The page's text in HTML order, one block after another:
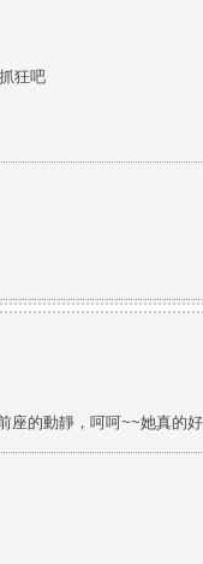
狂吧
座的動靜，呵呵~~她真的好